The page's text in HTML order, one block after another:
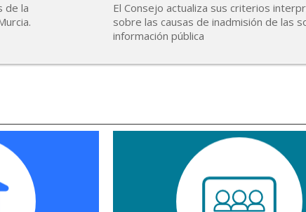
de la
El Consejo actualiza sus criterios
sobre las causas de inadmisión de las
información pública